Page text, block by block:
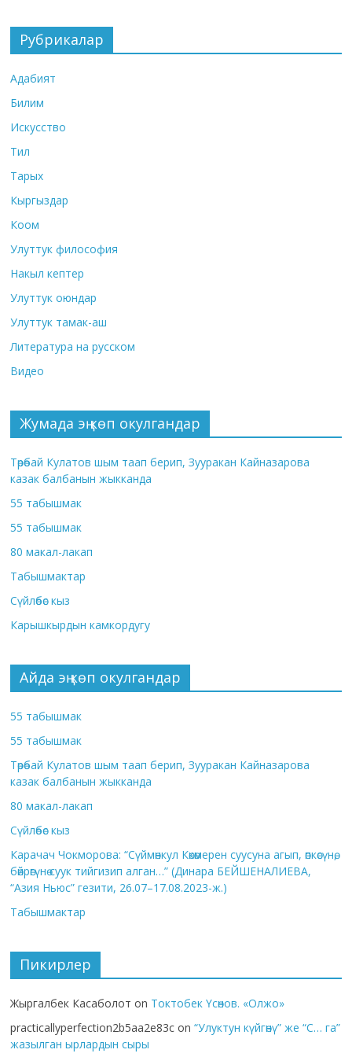
Рубрикалар
Адабият
Билим
Искусство
Тил
Тарых
Кыргыздар
Коом
Улуттук философия
Накыл кептер
Улуттук оюндар
Улуттук тамак-аш
Литература на русском
Видео
Жумада эң көп окулгандар
Төрөбай Кулатов шым таап берип, Зууракан Кайназарова
казак балбанын жыкканда
55 табышмак
55 табышмак
80 макал-лакап
Табышмактар
Сүйлөбөс кыз
Карышкырдын камкордугу
Айда эң көп окулгандар
55 табышмак
55 табышмак
Төрөбай Кулатов шым таап берип, Зууракан Кайназарова
казак балбанын жыкканда
80 макал-лакап
Сүйлөбөс кыз
Карачач Чокморова: “Сүймөнкул Көкөмерен суусуна агып, өпкөсүнө,
бөйрөгүнө суук тийгизип алган…” (Динара БЕЙШЕНАЛИЕВА,
“Азия Ньюс” гезити, 26.07–17.08.2023-ж.)
Табышмактар
Пикирлер
Жыргалбек Касаболот on Токтобек Үсөнов. «Олжо»
practicallyperfection2b5aa2e83c on“Улуктун күйгөнү” же “С… га”
жазылган ырлардын сыры